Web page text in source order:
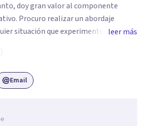
doy gran valor al componente
Procuro realizar un abordaje
situación que experimenten mis
lograr una comprensión que favorezca
significativo y potencializar así
recursos en pro de la solución y el
leer más
Email